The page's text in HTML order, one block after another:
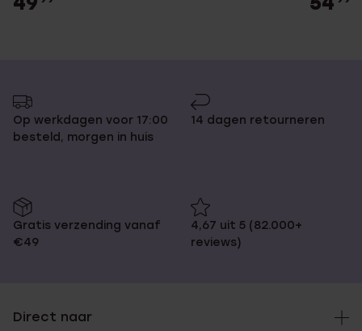
Op werkdagen voor 17:00
besteld, morgen in huis
14 dagen retourneren
Gratis verzending vanaf
€49
4,67 uit 5 (82.000+
reviews)
Direct naar